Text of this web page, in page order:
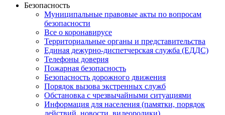
Безопасность
Муниципальные правовые акты по вопросам
безопасности
Все о коронавирусе
Территориальные органы и представительства
Единая дежурно-диспетчерская служба (ЕДДС)
Телефоны доверия
Пожарная безопасность
Безопасность дорожного движения
Порядок вызова экстренных служб
Обстановка с чрезвычайными ситуациями
Информация для населения (памятки, порядок
действий, новости, видеоролики)